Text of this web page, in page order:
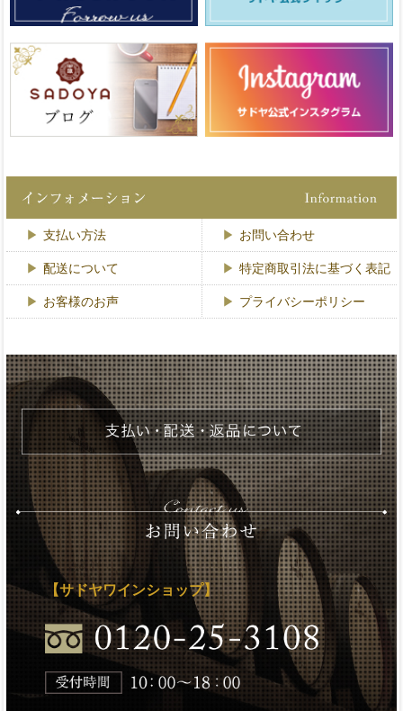
支払い方法 お問い合わせ
配送について 特定商取引法に基づく表記
お客様のお声 プライバシーポリシー
【サドヤワインショップ】